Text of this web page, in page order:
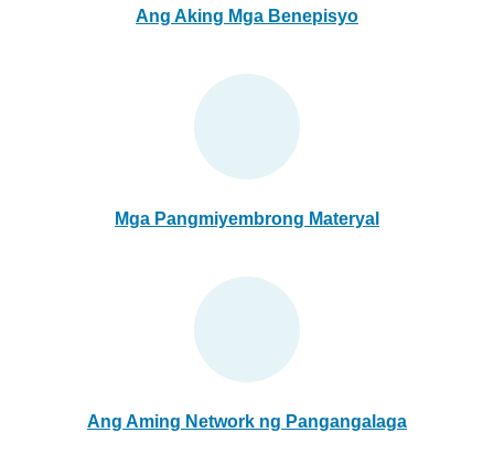
Ang Aking Mga Benepisyo
Mga Pangmiyembrong Materyal
Ang Aming Network ng Pangangalaga